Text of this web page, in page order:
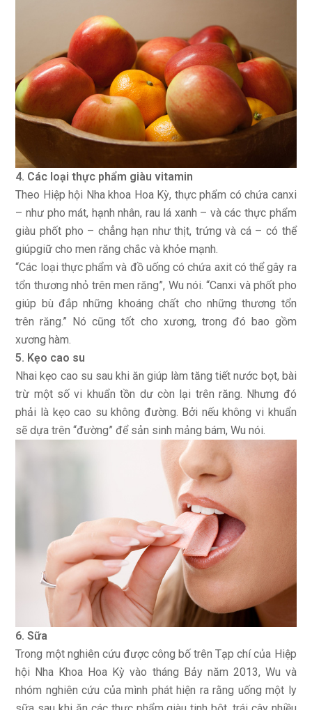
4. Các loại thực phẩm giàu vitamin
Theo Hiệp hội Nha khoa Hoa Kỳ, thực phẩm có chứa canxi
– như pho mát, hạnh nhân, rau lá xanh – và các thực phẩm
giàu phốt pho – chẳng hạn như thịt, trứng và cá – có thể
giúpgiữ cho men răng chắc và khỏe mạnh.
“Các loại thực phẩm và đồ uống có chứa axit có thể gây ra
tổn thương nhỏ trên men răng”, Wu nói. “Canxi và phốt pho
giúp bù đắp những khoáng chất cho những thương tổn
trên răng.” Nó cũng tốt cho xương, trong đó bao gồm
xương hàm.
5. Kẹo cao su
Nhai kẹo cao su sau khi ăn giúp làm tăng tiết nước bọt, bài
trừ một số vi khuẩn tồn dư còn lại trên răng. Nhưng đó
phải là kẹo cao su không đường. Bởi nếu không vi khuẩn
sẽ dựa trên “đường” để sản sinh mảng bám, Wu nói.
6. Sữa
Trong một nghiên cứu được công bố trên Tạp chí của Hiệp
hội Nha Khoa Hoa Kỳ vào tháng Bảy năm 2013, Wu và
nhóm nghiên cứu của mình phát hiện ra rằng uống một ly